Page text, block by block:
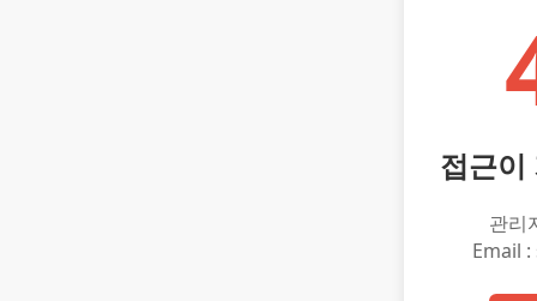
접근이
관리
Email